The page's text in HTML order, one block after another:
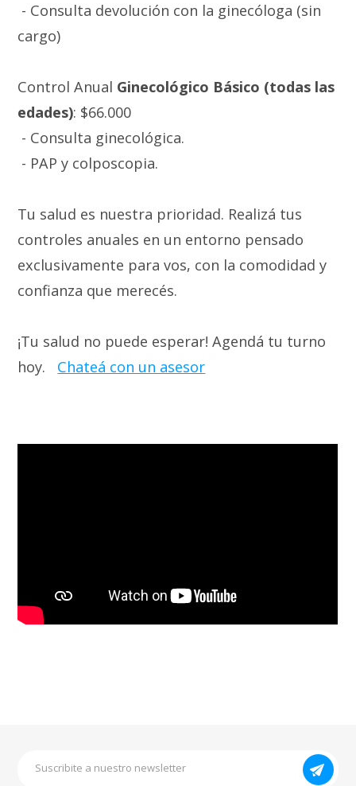
- Consulta devolución con la ginecóloga (sin
cargo)
Control Anual Ginecológico Básico (todas las
edades): $66.000
- Consulta ginecológica.
- PAP y colposcopia.
Tu salud es nuestra prioridad. Realizá tus
controles anuales en un entorno pensado
exclusivamente para vos, con la comodidad y
confianza que merecés.
¡Tu salud no puede esperar! Agendá tu turno
hoy. Chateá con un asesor